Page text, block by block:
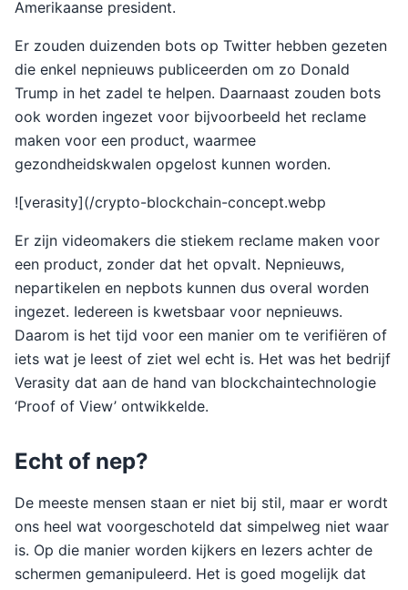
Amerikaanse president.
Er zouden duizenden bots op Twitter hebben gezeten
die enkel nepnieuws publiceerden om zo Donald
Trump in het zadel te helpen. Daarnaast zouden bots
ook worden ingezet voor bijvoorbeeld het reclame
maken voor een product, waarmee
gezondheidskwalen opgelost kunnen worden.
![verasity](/crypto-blockchain-concept.webp
Er zijn videomakers die stiekem reclame maken voor
een product, zonder dat het opvalt. Nepnieuws,
nepartikelen en nepbots kunnen dus overal worden
ingezet. Iedereen is kwetsbaar voor nepnieuws.
Daarom is het tijd voor een manier om te verifiëren of
iets wat je leest of ziet wel echt is. Het was het bedrijf
Verasity dat aan de hand van blockchaintechnologie
‘Proof of View’ ontwikkelde.
Echt of nep?
De meeste mensen staan er niet bij stil, maar er wordt
ons heel wat voorgeschoteld dat simpelweg niet waar
is. Op die manier worden kijkers en lezers achter de
schermen gemanipuleerd. Het is goed mogelijk dat